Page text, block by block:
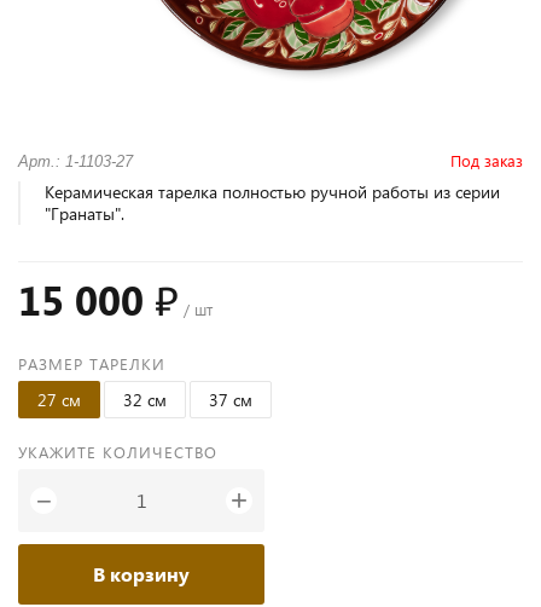
Арт.: 1-1103-27 Под заказ
Керамическая тарелка полностью ручной работы из серии
"Гранаты".
15 000 ₽ / шт
РАЗМЕР ТАРЕЛКИ
27 см 32 см 37 см
УКАЖИТЕ КОЛИЧЕСТВО
− +
В корзину